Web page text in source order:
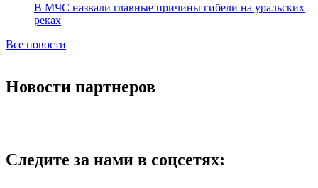
В МЧС назвали главные причины гибели на уральских
реках
Все новости
Новости партнеров
Следите за нами в соцсетях: